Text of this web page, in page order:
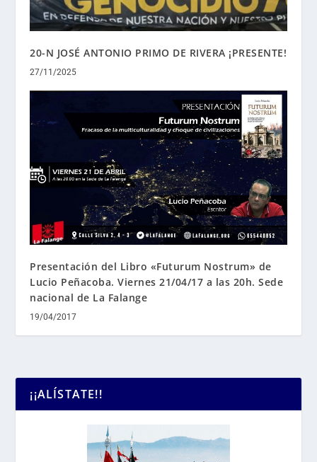
20-N JOSÉ ANTONIO PRIMO DE RIVERA ¡PRESENTE!
27/11/2025
Presentación del Libro «Futurum Nostrum» de
Lucio Peñacoba. Viernes 21/04/17 a las 20h. Sede
nacional de La Falange
19/04/2017
¡¡ALÍSTATE!!